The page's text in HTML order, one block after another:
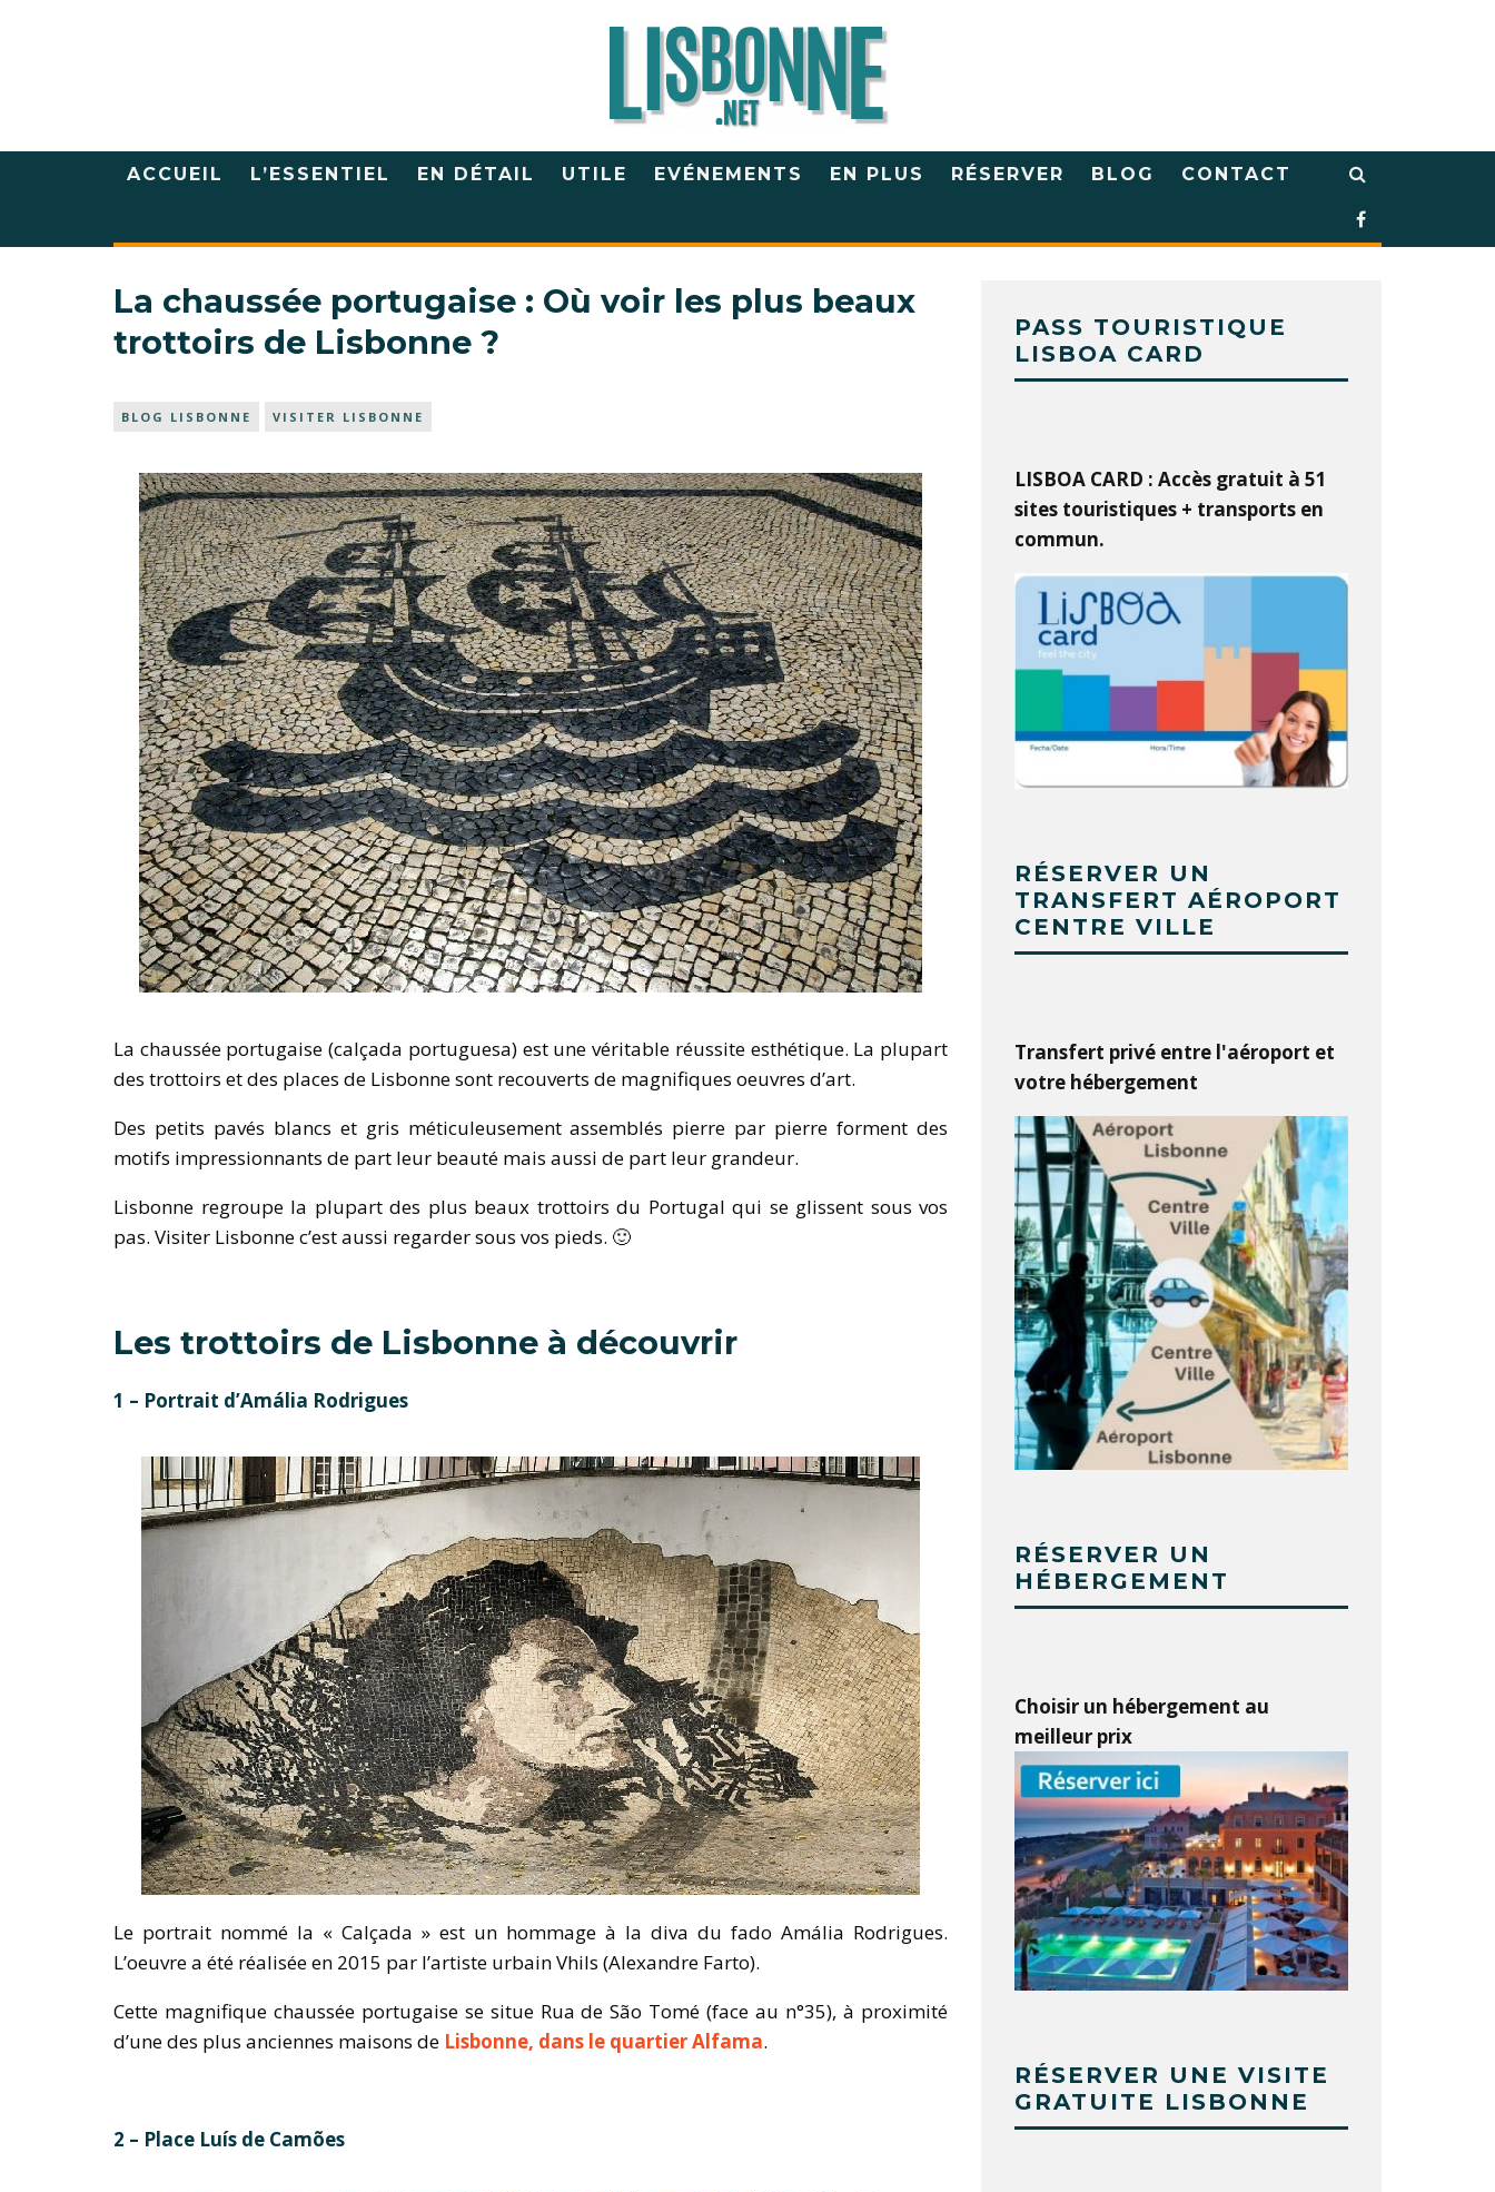
ACCUEIL L’ESSENTIEL EN DÉTAIL UTILE EVÉNEMENTS EN PLUS RÉSERVER BLOG CONTACT
La chaussée portugaise : Où voir les plus beaux
trottoirs de Lisbonne ?
BLOG LISBONNE VISITER LISBONNE
La chaussée portugaise (calçada portuguesa) est une véritable réussite esthétique. La plupart
des trottoirs et des places de Lisbonne sont recouverts de magnifiques oeuvres d’art.
Des petits pavés blancs et gris méticuleusement assemblés pierre par pierre forment des
motifs impressionnants de part leur beauté mais aussi de part leur grandeur.
Lisbonne regroupe la plupart des plus beaux trottoirs du Portugal qui se glissent sous vos
pas. Visiter Lisbonne c’est aussi regarder sous vos pieds. 🙂
Les trottoirs de Lisbonne à découvrir
1 – Portrait d’Amália Rodrigues
Le portrait nommé la « Calçada » est un hommage à la diva du fado Amália Rodrigues.
L’oeuvre a été réalisée en 2015 par l’artiste urbain Vhils (Alexandre Farto).
Cette magnifique chaussée portugaise se situe Rua de São Tomé (face au n°35), à proximité
d’une des plus anciennes maisons de Lisbonne, dans le quartier Alfama.
2 – Place Luís de Camões
PASS TOURISTIQUE
LISBOA CARD
LISBOA CARD : Accès gratuit à 51
sites touristiques + transports en
commun.
RÉSERVER UN
TRANSFERT AÉROPORT
CENTRE VILLE
Transfert privé entre l'aéroport et
votre hébergement
RÉSERVER UN
HÉBERGEMENT
Choisir un hébergement au
meilleur prix
RÉSERVER UNE VISITE
GRATUITE LISBONNE